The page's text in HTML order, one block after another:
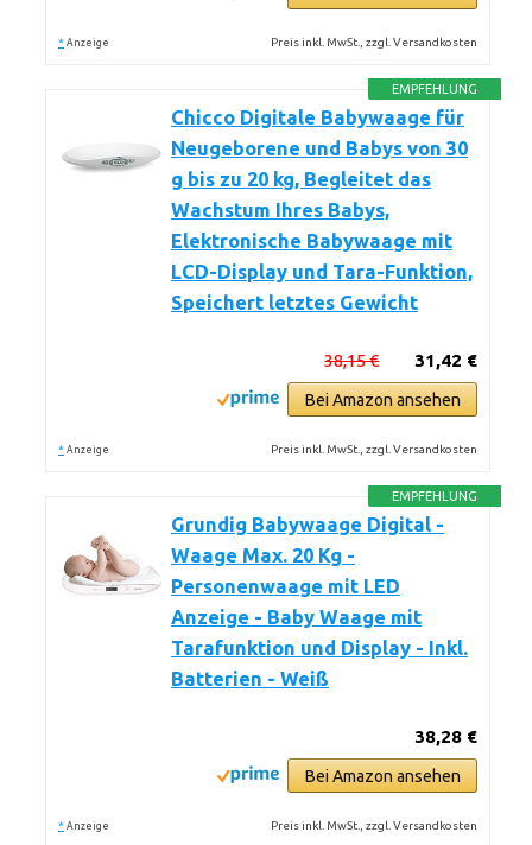
* Anzeige Preis inkl. MwSt., zzgl. Versandkosten
EMPFEHLUNG
Chicco Digitale Babywaage für
Neugeborene und Babys von 30
g bis zu 20 kg, Begleitet das
Wachstum Ihres Babys,
Elektronische Babywaage mit
LCD-Display und Tara-Funktion,
Speichert letztes Gewicht
31,42 €
38,15 €
Bei Amazon ansehen
* Anzeige Preis inkl. MwSt., zzgl. Versandkosten
EMPFEHLUNG
Grundig Babywaage Digital -
Waage Max. 20 Kg -
Personenwaage mit LED
Anzeige - Baby Waage mit
Tarafunktion und Display - Inkl.
Batterien - Weiß
38,28 €
Bei Amazon ansehen
* Anzeige Preis inkl. MwSt., zzgl. Versandkosten